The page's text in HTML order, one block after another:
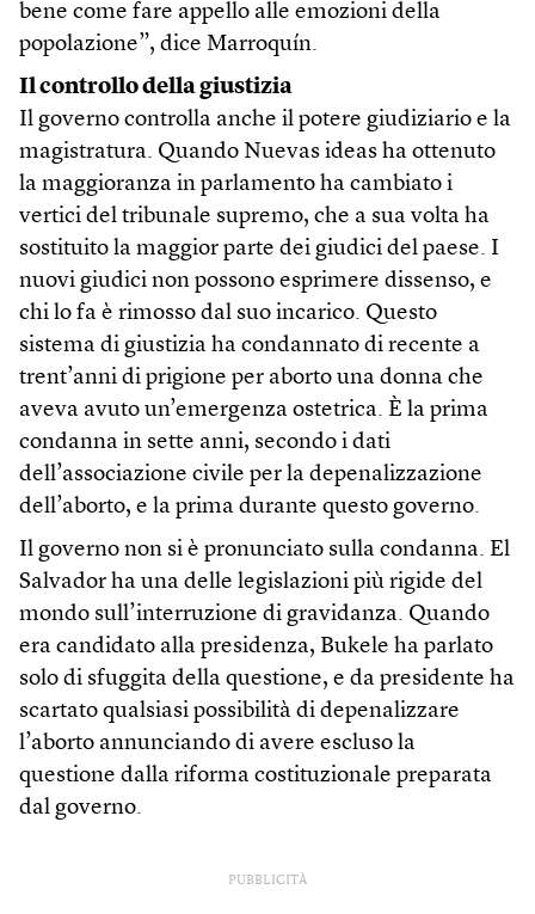
bene come fare appello alle emozioni della
popolazione”, dice Marroquín.
Il controllo della giustizia
Il governo controlla anche il potere giudiziario e la
magistratura. Quando Nuevas ideas ha ottenuto
la maggioranza in parlamento ha cambiato i
vertici del tribunale supremo, che a sua volta ha
sostituito la maggior parte dei giudici del paese. I
nuovi giudici non possono esprimere dissenso, e
chi lo fa è rimosso dal suo incarico. Questo
sistema di giustizia ha condannato di recente a
trent’anni di prigione per aborto una donna che
aveva avuto un’emergenza ostetrica. È la prima
condanna in sette anni, secondo i dati
dell’associazione civile per la depenalizzazione
dell’aborto, e la prima durante questo governo.
Il governo non si è pronunciato sulla condanna. El
Salvador ha una delle legislazioni più rigide del
mondo sull’interruzione di gravidanza. Quando
era candidato alla presidenza, Bukele ha parlato
solo di sfuggita della questione, e da presidente ha
scartato qualsiasi possibilità di depenalizzare
l’aborto annunciando di avere escluso la
questione dalla riforma costituzionale preparata
dal governo.
PUBBLICITÀ